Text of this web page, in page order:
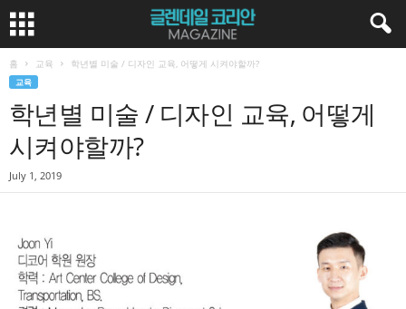
홈 교육 학년별 미술 / 디자인 교육, 어떻게 시켜야할까?
교육
학년별 미술 / 디자인 교육, 어떻게
시켜야할까?
July 1, 2019